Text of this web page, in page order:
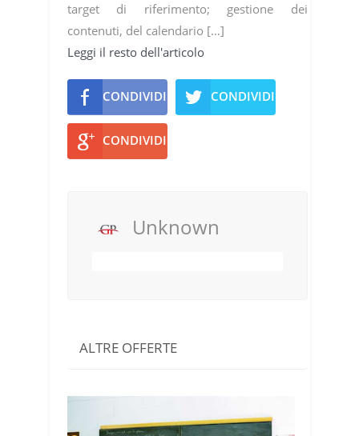
target di riferimento; gestione dei
contenuti, del calendario […]
Leggi il resto dell'articolo
CONDIVIDI CONDIVIDI
CONDIVIDI
Unknown
ALTRE OFFERTE